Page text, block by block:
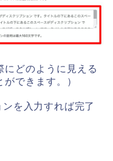
どのように見える
できます。）
を入力すれば完了